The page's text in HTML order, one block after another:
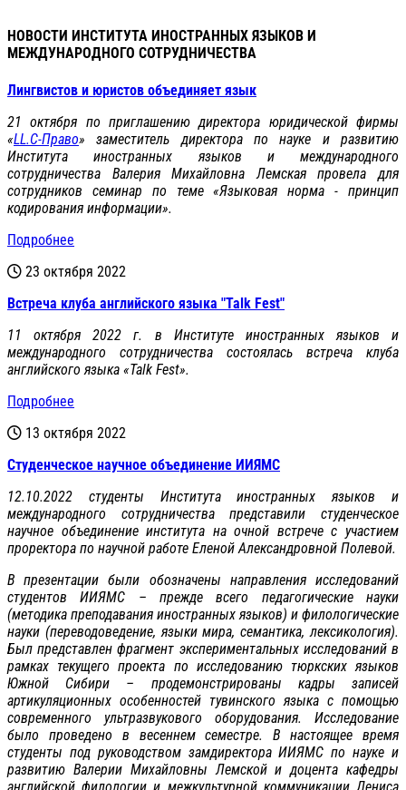
НОВОСТИ ИНСТИТУТА ИНОСТРАННЫХ ЯЗЫКОВ И
МЕЖДУНАРОДНОГО СОТРУДНИЧЕСТВА
Лингвистов и юристов объединяет язык
21 октября по приглашению директора юридической фирмы
«LL.C-Право»
заместитель директора по науке и развитию
Института иностранных языков и международного
сотрудничества Валерия Михайловна Лемская провела для
сотрудников семинар по теме «Языковая норма - принцип
кодирования информации».
Подробнее
23 октября 2022
Встреча клуба английского языка "Talk Fest"
11 октября 2022 г. в Институте иностранных языков и
международного сотрудничества состоялась встреча клуба
английского языка «Talk Fest».
Подробнее
13 октября 2022
Студенческое научное объединение ИИЯМС
12.10.2022 студенты Института иностранных языков и
международного сотрудничества представили студенческое
научное объединение института на очной встрече с участием
проректора по научной работе Еленой Александровной Полевой.
В презентации были обозначены направления исследований
студентов ИИЯМС – прежде всего педагогические науки
(методика преподавания иностранных языков) и филологические
науки (переводоведение, языки мира, семантика, лексикология).
Был представлен фрагмент экспериментальных исследований в
рамках текущего проекта по исследованию тюркских языков
Южной Сибири – продемонстрированы кадры записей
артикуляционных особенностей тувинского языка с помощью
современного ультразвукового оборудования. Исследование
было проведено в весеннем семестре. В настоящее время
студенты под руководством замдиректора ИИЯМС по науке и
развитию Валерии Михайловны Лемской и доцента кафедры
английской филологии и межкультурной коммуникации Дениса